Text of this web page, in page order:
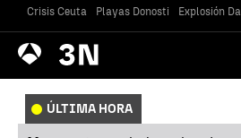
Crisis Ceuta Playas Donosti Explosión
Antena
3 Noticias
ÚLTIMA HORA